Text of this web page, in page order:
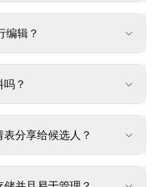
编辑？
？
分享给候选人？